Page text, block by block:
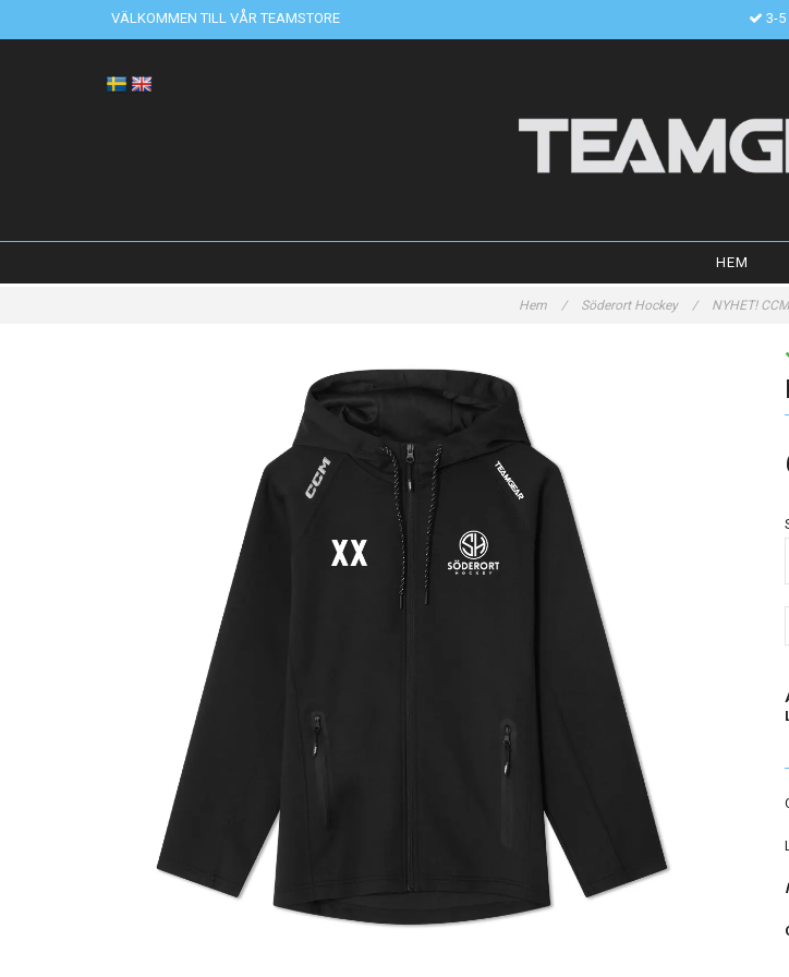
VÄLKOMMEN TILL VÅR TEAMSTORE 3-5
HEM
Hem / Söderort Hockey / NYHET!